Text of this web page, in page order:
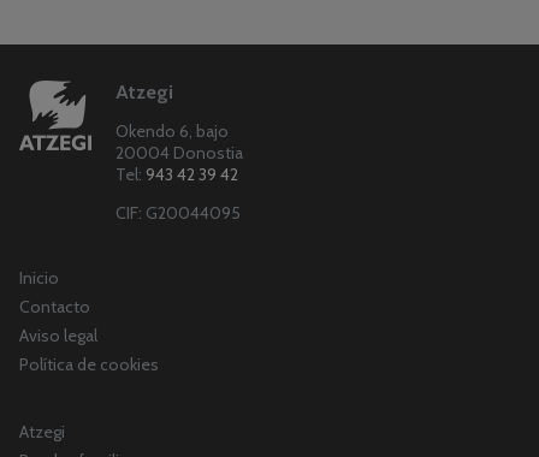
Atzegi
Okendo 6, bajo
20004 Donostia
Tel: 943 42 39 42
CIF: G20044095
Inicio
Contacto
Aviso legal
Política de cookies
Atzegi